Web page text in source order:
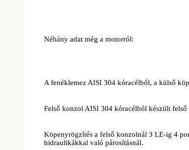
Néhány adat még a motorról:
A fenéklemez AISI 304 kóracélból, a külső
Felső konzol AISI 304 kóracélból készült
Köpenyrögzítés a felső konzolnál 3 LE-ig 4
hidraulikákkal való párosításnál.